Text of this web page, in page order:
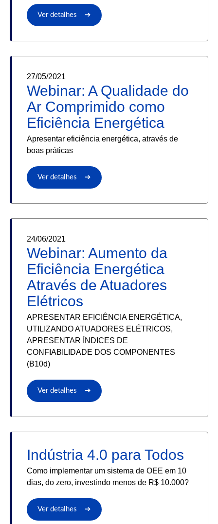
Ver detalhes ➔
27/05/2021
Webinar: A Qualidade do
Ar Comprimido como
Eficiência Energética
Apresentar eficiência energética, através de
boas práticas
Ver detalhes ➔
24/06/2021
Webinar: Aumento da
Eficiência Energética
Através de Atuadores
Elétricos
APRESENTAR EFICIÊNCIA ENERGÉTICA,
UTILIZANDO ATUADORES ELÉTRICOS,
APRESENTAR ÍNDICES DE
CONFIABILIDADE DOS COMPONENTES
(B10d)
Ver detalhes ➔
Indústria 4.0 para Todos
Como implementar um sistema de OEE em 10
dias, do zero, investindo menos de R$ 10.000?
Ver detalhes ➔